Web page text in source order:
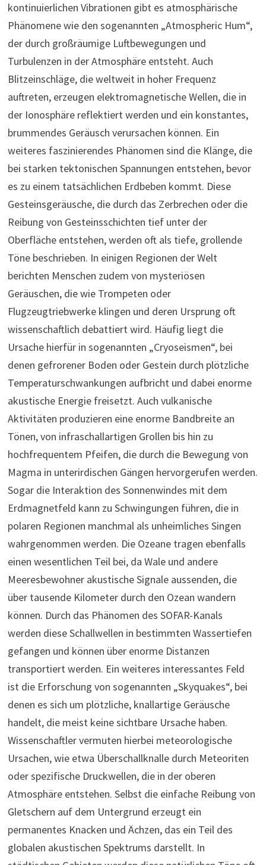
kontinuierlichen Vibrationen gibt es atmosphärische
Phänomene wie den sogenannten „Atmospheric Hum“,
der durch großräumige Luftbewegungen und
Turbulenzen in der Atmosphäre entsteht. Auch
Blitzeinschläge, die weltweit in hoher Frequenz
auftreten, erzeugen elektromagnetische Wellen, die in
der Ionosphäre reflektiert werden und ein konstantes,
brummendes Geräusch verursachen können. Ein
weiteres faszinierendes Phänomen sind die Klänge, die
bei starken tektonischen Spannungen entstehen, bevor
es zu einem tatsächlichen Erdbeben kommt. Diese
Gesteinsgeräusche, die durch das Zerbrechen oder die
Reibung von Gesteinsschichten tief unter der
Oberfläche entstehen, werden oft als tiefe, grollende
Töne beschrieben. In einigen Regionen der Welt
berichten Menschen zudem von mysteriösen
Geräuschen, die wie Trompeten oder
Flugzeugtriebwerke klingen und deren Ursprung oft
wissenschaftlich debattiert wird. Häufig liegt die
Ursache hierfür in sogenannten „Cryoseismen“, bei
denen gefrorener Boden oder Gestein durch plötzliche
Temperaturschwankungen aufbricht und dabei enorme
akustische Energie freisetzt. Auch vulkanische
Aktivitäten produzieren eine enorme Bandbreite an
Tönen, von infraschallartigen Grollen bis hin zu
hochfrequentem Pfeifen, die durch die Bewegung von
Magma in unterirdischen Gängen hervorgerufen werden.
Sogar die Interaktion des Sonnenwindes mit dem
Erdmagnetfeld kann zu Schwingungen führen, die in
polaren Regionen manchmal als unheimliches Singen
wahrgenommen werden. Die Ozeane tragen ebenfalls
einen wesentlichen Teil bei, da Wale und andere
Meeresbewohner akustische Signale aussenden, die
über tausende Kilometer durch den Ozean wandern
können. Durch das Phänomen des SOFAR-Kanals
werden diese Schallwellen in bestimmten Wassertiefen
gefangen und können über enorme Distanzen
transportiert werden. Ein weiteres interessantes Feld
ist die Erforschung von sogenannten „Skyquakes“, bei
denen es sich um plötzliche, knallartige Geräusche
handelt, die meist keine sichtbare Ursache haben.
Wissenschaftler vermuten hierbei meteorologische
Ursachen, wie etwa Überschallknalle durch Meteoriten
oder spezifische Druckwellen, die in der oberen
Atmosphäre entstehen. Selbst die einfache Reibung von
Gletschern auf dem Untergrund erzeugt ein
permanentes Knacken und Ächzen, das ein Teil des
globalen akustischen Spektrums darstellt. In